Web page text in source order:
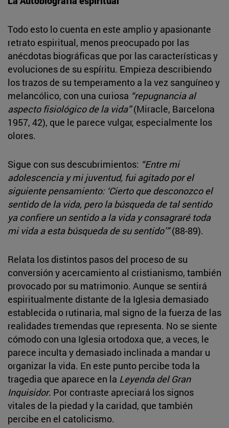
Todo esto lo cuenta en este amplio y apasionante
retrato espiritual, menos preocupado por las
anécdotas biográficas que por las características y
evoluciones de su espíritu. Empieza describiendo
los trazos de su temperamento a la vez sanguíneo y
melancólico, con una curiosa “repugnancia al
aspecto fisiológico de la vida”(Miracle, Barcelona
1957, 42), que le parece vulgar, especialmente los
olores.
Sigue con sus descubrimientos: “Entre mi
adolescencia y mi juventud, fui agitado por el
siguiente pensamiento: ‘Cierto que desconozco el
sentido de la vida, pero la búsqueda de tal sentido
ya confiere un sentido a la vida y consagraré toda
mi vida a esta búsqueda de su sentido’”(88-89).
Relata los distintos pasos del proceso de su
conversión y acercamiento al cristianismo, también
provocado por su matrimonio. Aunque se sentirá
espiritualmente distante de la Iglesia demasiado
establecida o rutinaria, mal signo de la fuerza de las
realidades tremendas que representa. No se siente
cómodo con una Iglesia ortodoxa que, a veces, le
parece inculta y demasiado inclinada a mandar u
organizar la vida. En este punto percibe toda la
tragedia que aparece en la Leyenda del Gran
Inquisidor. Por contraste apreciará los signos
vitales de la piedad y la caridad, que también
percibe en el catolicismo.